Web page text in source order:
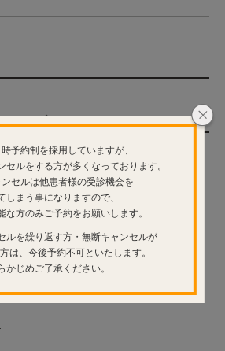
予約制を採用していますが、
セルをする方が多くなっております。
セルは他患者様の受診機会を
しまう事になりますので、
な方のみご予約をお願いします。
ルを繰り返す方・無断キャンセルが
は、今後予約不可といたします。
かじめご了承ください。